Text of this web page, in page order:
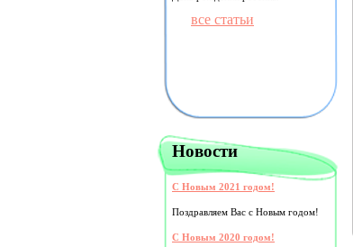
все статьи
Новости
С Новым 2021 годом!
Поздравляем Вас с Новым годом!
С Новым 2020 годом!